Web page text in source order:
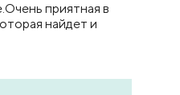
приятная в
найдет и